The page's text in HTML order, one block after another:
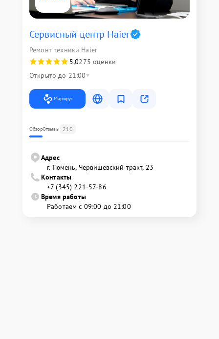
Сервисный центр Haier
Ремонт техники Haier
5,0275 оценки
Открыто до 21:00
Маршрут
ОбзорОтзывы 210
Адрес
г. Тюмень, ​Червишевский тракт, 23
Контакты
+7 (345) 221-57-86
Время работы
Работаем с 09:00 до 21:00